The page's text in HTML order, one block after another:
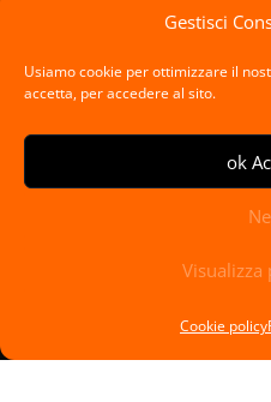
Gestisci
Usiamo cookie per ottimizzare il
accetta, per accedere al sito.
ok
Visualizza
Cookie policy